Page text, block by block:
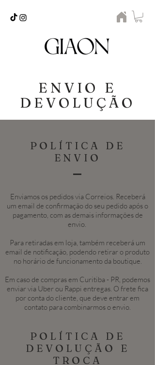
ENVIO E
DEVOLUÇÃO
POLÍTICA DE
ENVIO
Enviamos os pedidos via Correios. Receberá
um email de confirmação do seu pedido após o
pagamento, com as demais informações de
envio.
Para retiradas em loja, também receberá um
email de notificação, podendo retirar o produto
no horário de funcionamento da boutique.
Em caso de compras em Curitiba - PR, podemos
enviar via Uber ou Rappi entregas. O frete fica
por conta do cliente, que deve entrar em
contato para combinarmos o envio.
POLÍTICA DE
DEVOLUÇÃO E
TROCA